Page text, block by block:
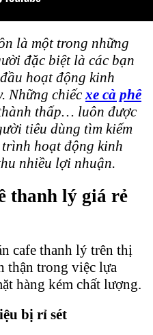
là một trong những
đặc biệt là các bạn
hoạt động kinh
Những chiếcxe cà phê
thấp… luôn được
tiêu dùng tìm kiếm
hoạt động kinh
nhiều lợi nhuận.
thanh lý giá rẻ
cafe thanh lý trên thị
thận trong việc lựa
hàng kém chất lượng.
bị rỉ sét